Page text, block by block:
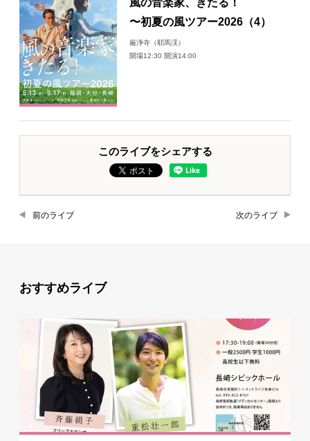
風の音楽家、きたる！
〜初夏の風ツアー2026（4）
厳浄寺（耶馬渓）
開場12:30 開演14:00
このライブをシェアする
前のライブ 次のライブ
おすすめライブ